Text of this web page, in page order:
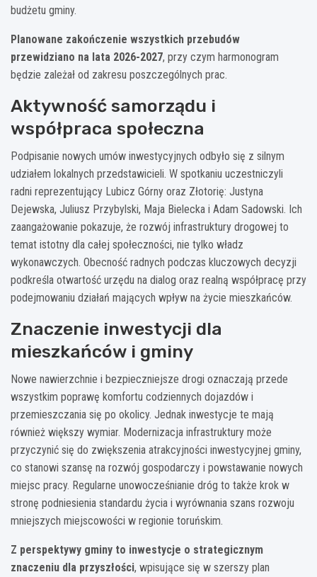
budżetu gminy.
Planowane zakończenie wszystkich przebudów
przewidziano na lata 2026-2027, przy czym harmonogram
będzie zależał od zakresu poszczególnych prac.
Aktywność samorządu i
współpraca społeczna
Podpisanie nowych umów inwestycyjnych odbyło się z silnym
udziałem lokalnych przedstawicieli. W spotkaniu uczestniczyli
radni reprezentujący Lubicz Górny oraz Złotorię: Justyna
Dejewska, Juliusz Przybylski, Maja Bielecka i Adam Sadowski. Ich
zaangażowanie pokazuje, że rozwój infrastruktury drogowej to
temat istotny dla całej społeczności, nie tylko władz
wykonawczych. Obecność radnych podczas kluczowych decyzji
podkreśla otwartość urzędu na dialog oraz realną współpracę przy
podejmowaniu działań mających wpływ na życie mieszkańców.
Znaczenie inwestycji dla
mieszkańców i gminy
Nowe nawierzchnie i bezpieczniejsze drogi oznaczają przede
wszystkim poprawę komfortu codziennych dojazdów i
przemieszczania się po okolicy. Jednak inwestycje te mają
również większy wymiar. Modernizacja infrastruktury może
przyczynić się do zwiększenia atrakcyjności inwestycyjnej gminy,
co stanowi szansę na rozwój gospodarczy i powstawanie nowych
miejsc pracy. Regularne unowocześnianie dróg to także krok w
stronę podniesienia standardu życia i wyrównania szans rozwoju
mniejszych miejscowości w regionie toruńskim.
Z perspektywy gminy to inwestycje o strategicznym
znaczeniu dla przyszłości, wpisujące się w szerszy plan